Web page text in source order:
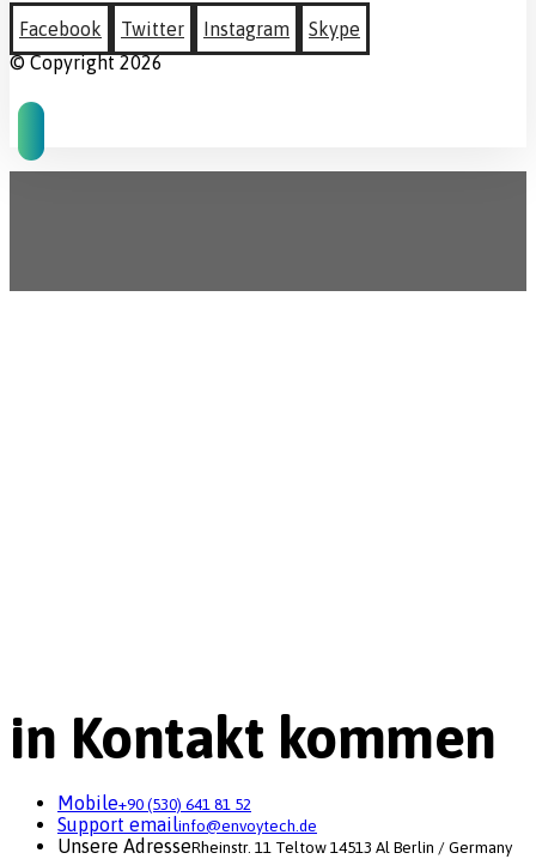
Facebook
Twitter Instagram
Skype
© Copyright 2026
in Kontakt kommen
Mobile+90 (530) 641 81 52
Support emailinfo@envoytech.de
Unsere AdresseRheinstr. 11 Teltow 14513 Al Berlin / Germany